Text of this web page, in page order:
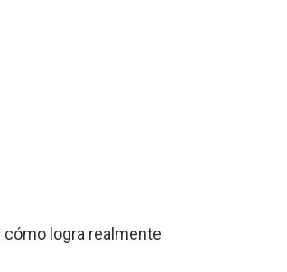
logra realmente